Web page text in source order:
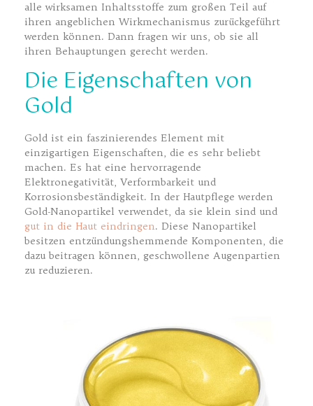
alle wirksamen Inhaltsstoffe zum großen Teil auf
ihren angeblichen Wirkmechanismus zurückgeführt
werden können. Dann fragen wir uns, ob sie all
ihren Behauptungen gerecht werden.
Die Eigenschaften von
Gold
Gold ist ein faszinierendes Element mit
einzigartigen Eigenschaften, die es sehr beliebt
machen. Es hat eine hervorragende
Elektronegativität, Verformbarkeit und
Korrosionsbeständigkeit. In der Hautpflege werden
Gold-Nanopartikel verwendet, da sie klein sind und
gut in die Haut eindringen. Diese Nanopartikel
besitzen entzündungshemmende Komponenten, die
dazu beitragen können, geschwollene Augenpartien
zu reduzieren.